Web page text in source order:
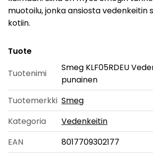
muotoilu, jonka ansiosta vedenkeitin
kotiin.
Tuote
Tuotenimi
Smeg KLF05RDEU
punainen
Tuotemerkki Smeg
Kategoria
Vedenkeitin
EAN
8017709302177